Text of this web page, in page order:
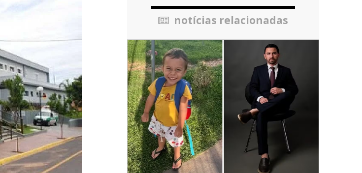
notícias relacionadas